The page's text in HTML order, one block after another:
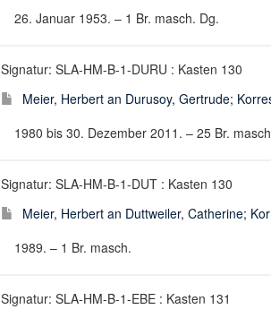
26. Januar 1953. – 1 Br. masch. Dg.
Signatur: SLA-HM-B-1-DURU : Kasten 130
Meier, Herbert an Durusoy, Gertrude;
1980 bis 30. Dezember 2011. – 25 Br.
Signatur: SLA-HM-B-1-DUT : Kasten 130
Meier, Herbert an Duttweiler, Catherine;
1989. – 1 Br. masch.
Signatur: SLA-HM-B-1-EBE : Kasten 131